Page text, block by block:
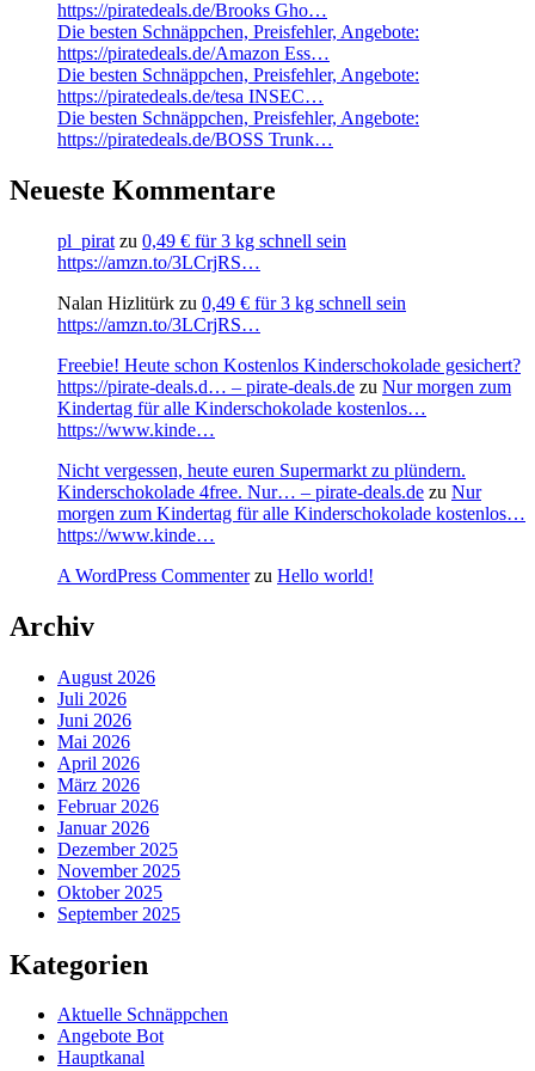
https://piratedeals.de/Brooks Gho…
Die besten Schnäppchen, Preisfehler, Angebote:
https://piratedeals.de/Amazon Ess…
Die besten Schnäppchen, Preisfehler, Angebote:
https://piratedeals.de/tesa INSEC…
Die besten Schnäppchen, Preisfehler, Angebote:
https://piratedeals.de/BOSS Trunk…
Neueste Kommentare
pl_pirat zu 0,49 € für 3 kg schnell sein
https://amzn.to/3LCrjRS…
Nalan Hizlitürk zu 0,49 € für 3 kg schnell sein
https://amzn.to/3LCrjRS…
Freebie! Heute schon Kostenlos Kinderschokolade gesichert?
https://pirate-deals.d… – pirate-deals.de zu Nur morgen zum
Kindertag für alle Kinderschokolade kostenlos…
https://www.kinde…
Nicht vergessen, heute euren Supermarkt zu plündern.
Kinderschokolade 4free. Nur… – pirate-deals.de zu Nur
morgen zum Kindertag für alle Kinderschokolade kostenlos…
https://www.kinde…
A WordPress Commenterzu Hello world!
Archiv
August 2026
Juli 2026
Juni 2026
Mai 2026
April 2026
März 2026
Februar 2026
Januar 2026
Dezember 2025
November 2025
Oktober 2025
September 2025
Kategorien
Aktuelle Schnäppchen
Angebote Bot
Hauptkanal